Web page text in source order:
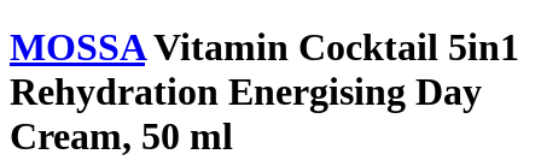
MOSSAVitamin Cocktail 5in1
Rehydration Energising Day
Cream, 50 ml